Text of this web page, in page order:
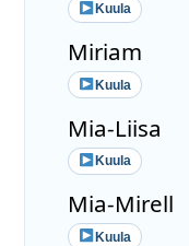
Kuula
Miriam
Kuula
Mia-Liisa
Kuula
Mia-Mirell
Kuula